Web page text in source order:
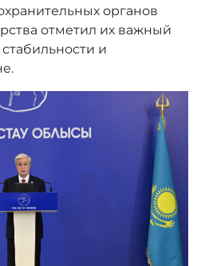
слабовидящихорганов
отметил их важный
и